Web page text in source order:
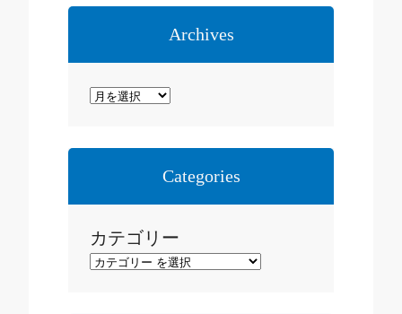
Archives
ア
カ
Categories
カテゴリー